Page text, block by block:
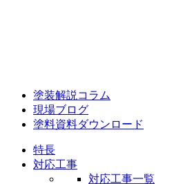
塗装解説コラム
現場ブログ
塗料資料ダウンロード
特長
対応工事
対応工事一覧